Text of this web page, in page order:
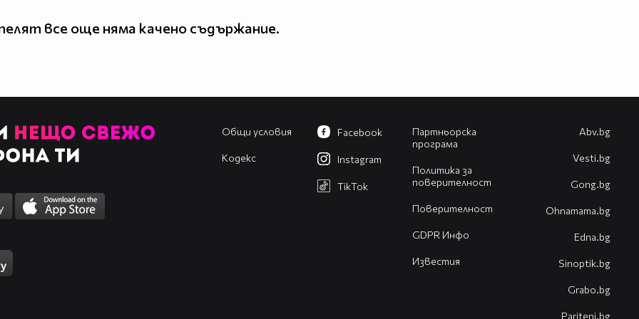
все още няма качено съдържание.
Общи условия
Кодекс
Партньорска
програма
Политика за
поверителност
Поверителност
GDPR Инфо
Известия
Facebook
Instagram
TikTok
Abv.bg
Vesti.bg
Gong.bg
Оhnamama.bg
Edna.bg
Sinoptik.bg
Grabo.bg
Pariteni.bg